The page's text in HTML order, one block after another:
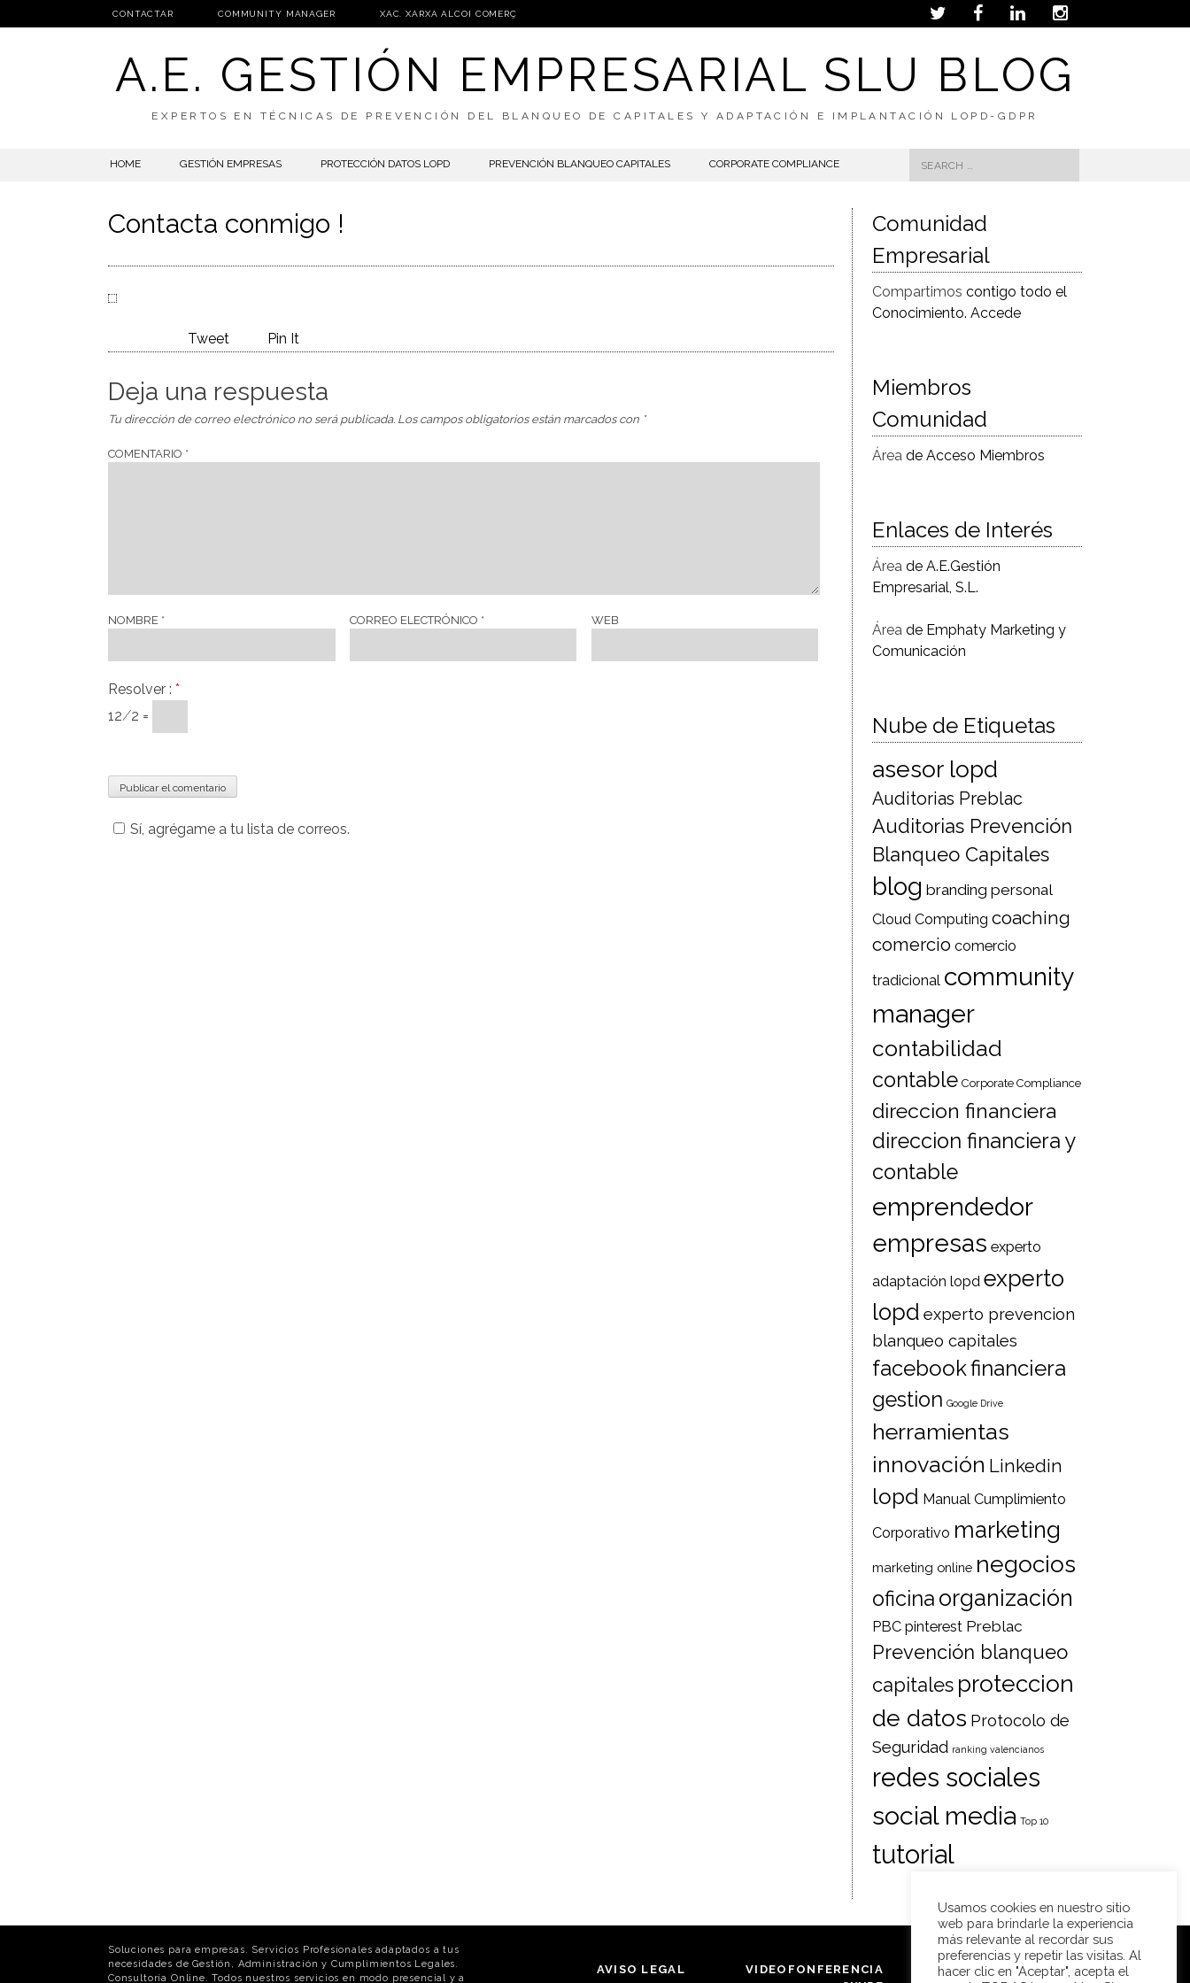
CONTACTAR COMMUNITY MANAGER XAC. XARXA ALCOI COMERÇ
A.E. GESTIÓN EMPRESARIAL SLU BLOG
EXPERTOS EN TÉCNICAS DE PREVENCIÓN DEL BLANQUEO DE CAPITALES Y ADAPTACIÓN E IMPLANTACIÓN LOPD-GDPR
SKIP
HOME GESTIÓN EMPRESAS PROTECCIÓN DATOS LOPD PREVENCIÓN BLANQUEO CAPITALES CORPORATE COMPLIANCE
Search
for:
Contacta conmigo !
Tweet Pin It
Deja una respuesta
Tu dirección de correo electrónico no será publicada. Los campos obligatorios están marcados con *
COMENTARIO *
NOMBRE * CORREO ELECTRÓNICO * WEB
Resolver : *
12 ⁄ 2 =
Sí, agrégame a tu lista de correos.
Comunidad
Empresarial
Compartimoscontigo todo el
Conocimiento. Accede
Miembros
Comunidad
Áreade Acceso Miembros
Enlaces de Interés
Áreade A.E.Gestión
Empresarial, S.L.
Áreade Emphaty Marketing y
Comunicación
Nube de Etiquetas
asesor lopd
Auditorias Preblac
Auditorias Prevención
Blanqueo Capitales
blog branding personal
Cloud Computing coaching
comercio comercio
tradicional community
manager
contabilidad
contable Corporate Compliance
direccion financiera
direccion financiera y
contable
emprendedor
empresas experto
adaptación lopd experto
lopd experto prevencion
blanqueo capitales
facebookfinanciera
gestion Google Drive
herramientas
innovación Linkedin
lopd Manual Cumplimiento
Corporativo marketing
marketing online negocios
oficina organización
PBC pinterest Preblac
Prevención blanqueo
capitales proteccion
de datos Protocolo de
Seguridad ranking valencianos
redes sociales
social media Top 10
tutorial
Soluciones para empresas. Servicios Profesionales adaptados a tus
necesidades de Gestión, Administración y Cumplimientos Legales.
Consultoría Online. Todos nuestros servicios en modo presencial y a
AVISO LEGAL
VIDEOFONFERENCIA
FORMULARIO DE
Usamos cookies en nuestro sitio
web para brindarle la experiencia
más relevante al recordar sus
preferencias y repetir las visitas. Al
hacer clic en "Aceptar", acepta el